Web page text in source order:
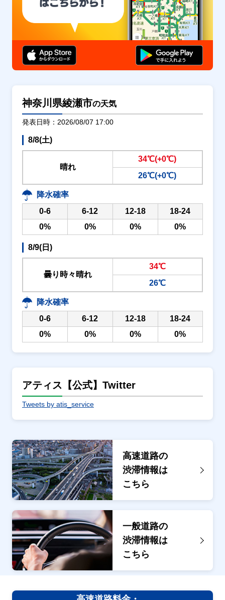
神奈川県綾瀬市の天気
発表日時：2026/08/07 17:00
8/8(土)
晴れ
34℃(+0℃)
26℃(+0℃)
降水確率
0-6
6-12 12-18
18-24
0%
0% 0% 0%
8/9(日)
曇り時々晴れ
34℃
26℃
降水確率
0-6
6-12 12-18
18-24
0%
0% 0% 0%
アティス【公式】Twitter
Tweets by atis_service
高速道路の
渋滞情報は
こちら
一般道路の
渋滞情報は
こちら